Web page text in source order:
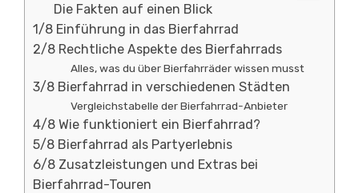
Die Fakten auf einen Blick
1/8 Einführung in das Bierfahrrad
2/8 Rechtliche Aspekte des Bierfahrrads
Alles, was du über Bierfahrräder wissen musst
3/8 Bierfahrrad in verschiedenen Städten
Vergleichstabelle der Bierfahrrad-Anbieter
4/8 Wie funktioniert ein Bierfahrrad?
5/8 Bierfahrrad als Partyerlebnis
6/8 Zusatzleistungen und Extras bei
Bierfahrrad-Touren